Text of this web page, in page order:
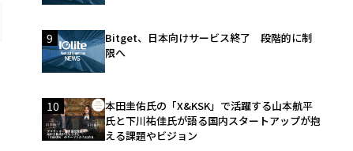
9
Bitget、日本向けサービス終了 段階的に制
限へ
10
本田圭佑氏の「X&KSK」で活躍する山本航平
氏と下川祐佳氏が語る国内スタートアップが抱
える課題やビジョン